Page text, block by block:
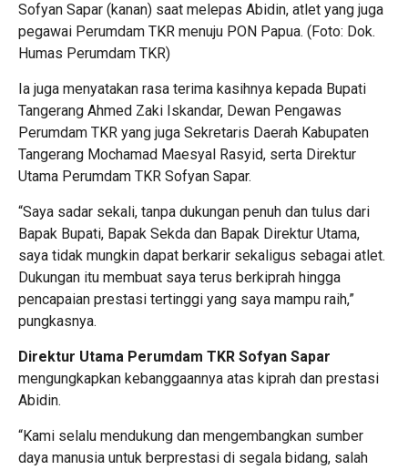
Sofyan Sapar (kanan) saat melepas Abidin, atlet yang juga
pegawai Perumdam TKR menuju PON Papua. (Foto: Dok.
Humas Perumdam TKR)
Ia juga menyatakan rasa terima kasihnya kepada Bupati
Tangerang Ahmed Zaki Iskandar, Dewan Pengawas
Perumdam TKR yang juga Sekretaris Daerah Kabupaten
Tangerang Mochamad Maesyal Rasyid, serta Direktur
Utama Perumdam TKR Sofyan Sapar.
“Saya sadar sekali, tanpa dukungan penuh dan tulus dari
Bapak Bupati, Bapak Sekda dan Bapak Direktur Utama,
saya tidak mungkin dapat berkarir sekaligus sebagai atlet.
Dukungan itu membuat saya terus berkiprah hingga
pencapaian prestasi tertinggi yang saya mampu raih,”
pungkasnya.
Direktur Utama Perumdam TKR Sofyan Sapar
mengungkapkan kebanggaannya atas kiprah dan prestasi
Abidin.
“Kami selalu mendukung dan mengembangkan sumber
daya manusia untuk berprestasi di segala bidang, salah